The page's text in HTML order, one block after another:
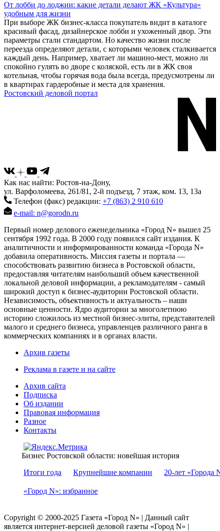
От лобби до лоджии: какие детали делают ЖК «Культура»
удобным для жизни
При выборе ЖК бизнес-класса покупатель видит в каталоге
красивый фасад, дизайнерское лобби и ухоженный двор. Эти
параметры стали стандартом. Но качество жизни после
переезда определяют детали, с которыми человек сталкивается
каждый день. Например, хватает ли машино-мест, можно ли
спокойно гулять во дворе с коляской, есть ли в ЖК своя
котельная, чтобы горячая вода была всегда, предусмотрены ли
в квартирах гардеробные и места для хранения.
Ростовский деловой портал
Как нас найти: Ростов-на-Дону,
ул. Варфоломеева, 261/81, 2-й подъезд, 7 этаж, ком. 13, 13а
Телефон (факс) редакции: +7 (863) 2 910 610
e-mail: n@gorodn.ru
Первый номер делового еженедельника «Город N» вышел 25
сентября 1992 года. В 2000 году появился сайт издания. К
аналитичности и информированности команда «Города N»
добавила оперативность. Миссия газеты и портала —
способствовать развитию бизнеса в Ростовской области,
предоставляя читателям наибольший объем качественной
локальной деловой информации, а рекламодателям - самый
широкий доступ к бизнес-аудитории Ростовской области.
Независимость, объективность и актуальность – наши
основные ценности. Ядро аудитории за многолетнюю
историю сложилось из местной бизнес-элиты, представителей
малого и среднего бизнеса, управленцев различного ранга в
коммерческих компаниях и в органах власти.
Архив газеты
Реклама в газете и на сайте
Архив сайта
Подписка
Об издании
Правовая информация
Разное
Контакты
Бизнес Ростовской области: новейшая история
Итоги года
Крупнейшие компании 20-лет «Города
«Город N»: избранное
Copyright © 2000-2025 Газета «Город N» | Данный сайт
является интернет-версией деловой газеты «Город N» |